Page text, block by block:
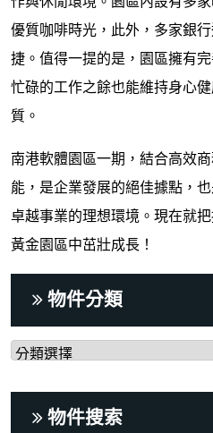
優質咖啡時光，此外，多家銀
捷。值得一提的是，園區擁有
忙碌的工作之餘也能維持身心
質。
南港軟體園區一期，結合高效
能，是企業發展的絕佳據點，
卓越事業的理想環境。現在就
黃金園區中茁壯成長！
物件分類
物件搜索